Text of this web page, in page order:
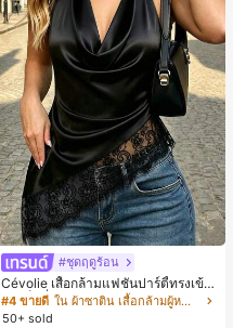
#ชุดฤดูร้อน
Cévolie เสื้อกล้ามแฟชั่นปาร์ตี้ทรงเข้า
รูป เซ็กซี่ คอเดรป คอคาวล์ จับย่น แต่ง
ลูกไม้ ดีไซน์ต่อผ้า เปิดหลัง แขนกุด
#4 ขายดี
ใน ผ้าซาติน เสื้อกล้ามผู้หญิง & Camis
50+ sold